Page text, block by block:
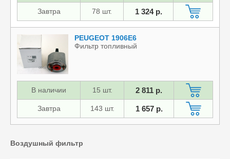
Завтра 78 шт. 1 324 р.
PEUGEOT 1906E6
Фильтр топливный
В наличии 15 шт. 2 811 р.
Завтра 143 шт. 1 657 р.
Воздушный фильтр